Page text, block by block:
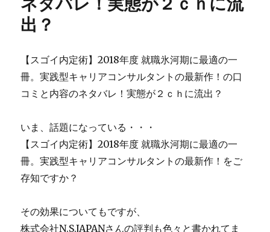
出？
【スゴイ内定術】2018年度 就職氷河期に最適の一
冊。実践型キャリアコンサルタントの最新作！の口
コミと内容のネタバレ！実態が２ｃｈに流出？
いま、話題になっている・・・
【スゴイ内定術】2018年度 就職氷河期に最適の一
冊。実践型キャリアコンサルタントの最新作！をご
存知ですか？
その効果についてもですが、
株式会社N.S.JAPANさんの評判も色々と書かれてま